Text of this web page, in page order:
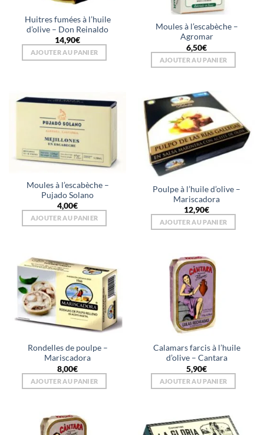
Huitres fumées à l’huile
d’olive – Don Reinaldo
14,90€
AJOUTER AU PANIER
Moules à l’escabèche –
Agromar
6,50€
AJOUTER AU PANIER
Moules à l’escabèche –
Pujado Solano
4,00€
AJOUTER AU PANIER
Poulpe à l’huile d’olive –
Mariscadora
12,90€
AJOUTER AU PANIER
Rondelles de poulpe –
Mariscadora
8,00€
AJOUTER AU PANIER
Calamars farcis à l’huile
d’olive – Cantara
5,90€
AJOUTER AU PANIER